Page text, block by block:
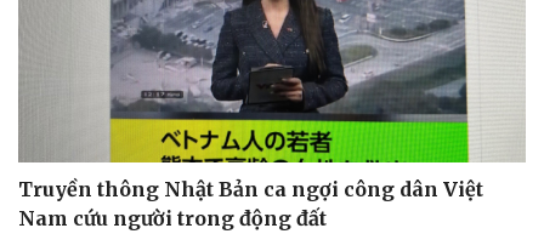
Truyền thông Nhật Bản ca ngợi công dân Việt
Nam cứu người trong động đất